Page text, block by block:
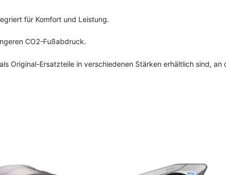
für Komfort und Leistung.
CO2-Fußabdruck.
Original-Ersatzteile in verschiedenen Stärken erhältlich sind,
Dieses